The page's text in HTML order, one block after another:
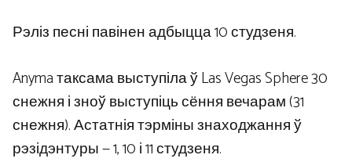
Рэліз песні павінен адбыцца 10 студзеня.
Anyma таксама выступіла ў Las Vegas Sphere 30
снежня і зноў выступіць сёння вечарам (31
снежня). Астатнія тэрміны знаходжання ў
рэзідэнтуры — 1, 10 і 11 студзеня.